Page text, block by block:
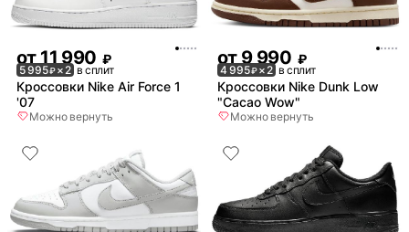
от 11 990 ₽
5 995₽× 2 в сплит
Кроссовки Nike Air Force 1
'07
Можно вернуть
от 9 990 ₽
4 995₽× 2 в сплит
Кроссовки Nike Dunk Low
"Cacao Wow"
Можно вернуть